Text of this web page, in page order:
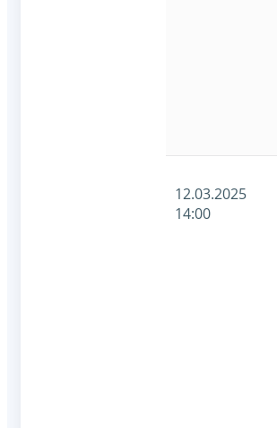
12.03.2025
14:00